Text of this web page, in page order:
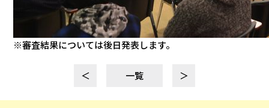
※審査結果については後日発表します。
＜ 一覧 ＞